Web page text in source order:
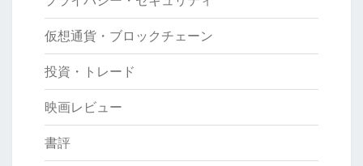
仮想通貨・ブロックチェーン
投資・トレード
映画レビュー
書評